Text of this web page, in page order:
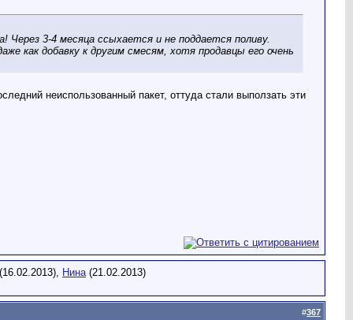
3-4 месяца ссыхается и не поддается поливу.
как добавку к другим смесям, хотя продавцы его очень
неиспользованный пакет, оттуда стали выползать эти
Нина(21.02.2013)
#367